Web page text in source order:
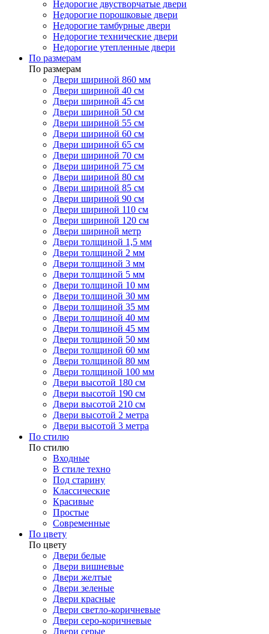
Недорогие двустворчатые двери
Недорогие порошковые двери
Недорогие тамбурные двери
Недорогие технические двери
Недорогие утепленные двери
По размерам
По размерам
Двери шириной 860 мм
Двери шириной 40 см
Двери шириной 45 см
Двери шириной 50 см
Двери шириной 55 см
Двери шириной 60 см
Двери шириной 65 см
Двери шириной 70 см
Двери шириной 75 см
Двери шириной 80 см
Двери шириной 85 см
Двери шириной 90 см
Двери шириной 110 см
Двери шириной 120 см
Двери шириной метр
Двери толщиной 1,5 мм
Двери толщиной 2 мм
Двери толщиной 3 мм
Двери толщиной 5 мм
Двери толщиной 10 мм
Двери толщиной 30 мм
Двери толщиной 35 мм
Двери толщиной 40 мм
Двери толщиной 45 мм
Двери толщиной 50 мм
Двери толщиной 60 мм
Двери толщиной 80 мм
Двери толщиной 100 мм
Двери высотой 180 см
Двери высотой 190 см
Двери высотой 210 см
Двери высотой 2 метра
Двери высотой 3 метра
По стилю
По стилю
Входные
В стиле техно
Под старину
Классические
Красивые
Простые
Современные
По цвету
По цвету
Двери белые
Двери вишневые
Двери желтые
Двери зеленые
Двери красные
Двери светло-коричневые
Двери серо-коричневые
Двери серые